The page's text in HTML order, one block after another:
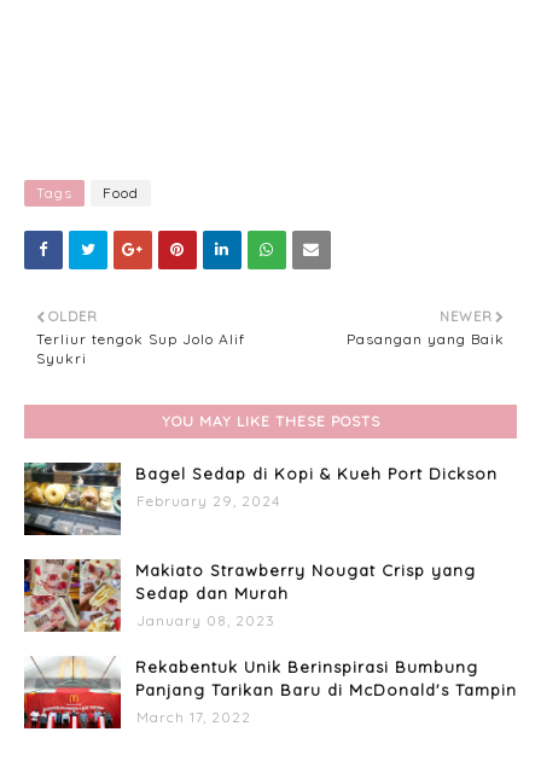
Tags Food
NEWER
Pasangan yang Baik
OLDER
Terliur tengok Sup Jolo Alif
Syukri
YOU MAY LIKE THESE POSTS
Bagel Sedap di Kopi & Kueh Port Dickson
February 29, 2024
Makiato Strawberry Nougat Crisp yang
Sedap dan Murah
January 08, 2023
Rekabentuk Unik Berinspirasi Bumbung
Panjang Tarikan Baru di McDonald's Tampin
March 17, 2022